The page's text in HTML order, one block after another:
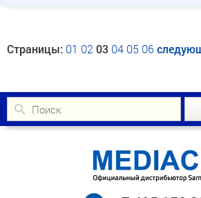
Страницы: 01 02 03 04 05 06